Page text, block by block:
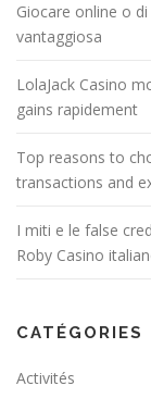
Giocare online o
vantaggiosa
LolaJack Casino
gains rapidement
Top reasons to
transactions and
I miti e le false
Roby Casino
CATÉGORIES
Activités